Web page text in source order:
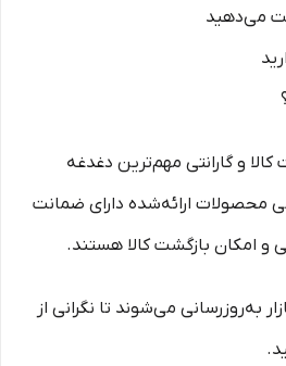
می‌دهید
کالا و گارانتی مهم‌ترین دغدغه
محصولات ارائه‌شده دارای ضمانت
و امکان بازگشت کالا هستند.
به‌روزرسانی می‌شوند تا نگرانی از